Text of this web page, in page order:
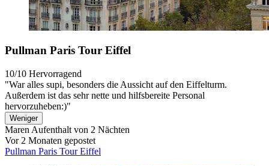
Pullman Paris Tour Eiffel
10/10 Hervorragend
"War alles supi, besonders die Aussicht auf den Eiffelturm.
Außerdem ist das sehr nette und hilfsbereite Personal
hervorzuheben:)"
Weniger
Maren Aufenthalt von 2 Nächten
Vor 2 Monaten gepostet
Pullman Paris Tour Eiffel